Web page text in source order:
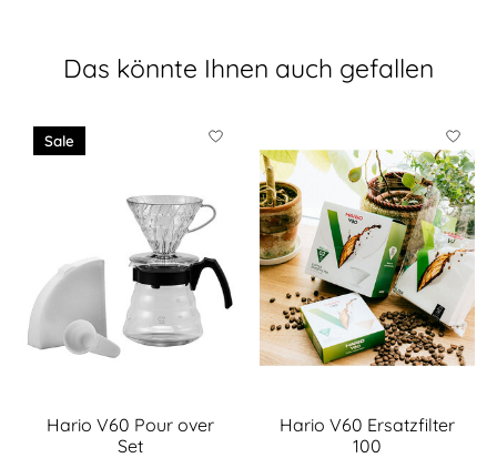
Das könnte Ihnen auch gefallen
Produkt-Karussell-Artikel
Sale
Hario V60 Pour over
Set
Hario V60 Ersatzfilter
100